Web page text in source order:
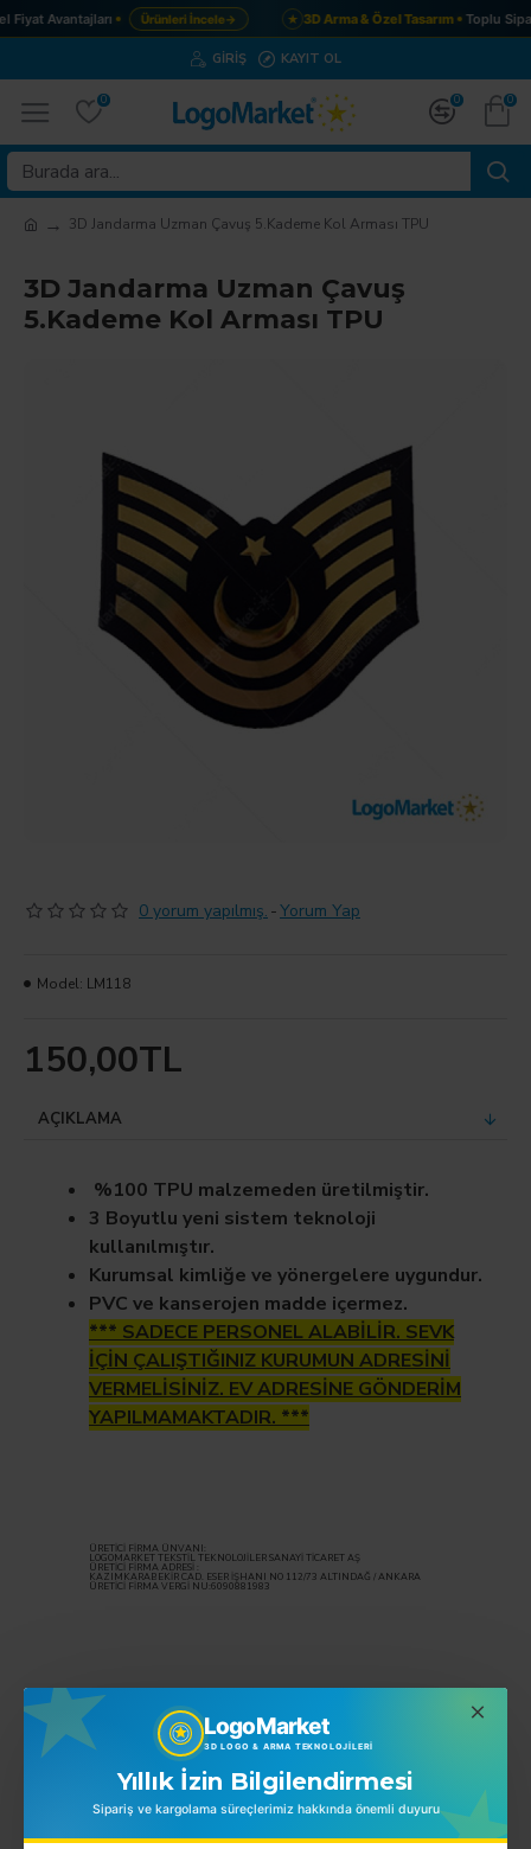
LogoMarket
3D LOGO & ARMA TEKNOLOJILERI
Yıllık İzin Bilgilendirmesi
Sipariş ve kargolama süreçlerimiz hakkında önemli duyuru
Avantajları Ürünleri İncele→ ★ 3D Arma & Özel Tasarım Toplu
GIRIŞ KAYIT OL
0 0 0
3D Jandarma Uzman Çavuş 5.Kademe Kol Arması TPU
3D Jandarma Uzman Çavuş
5.Kademe Kol Arması TPU
0 yorum yapılmış. -Yorum Yap
150,00TL
Model: LM118
AÇIKLAMA
%100 TPU malzemeden üretilmiştir.
3 Boyutlu yeni sistem teknoloji
kullanılmıştır.
Kurumsal kimliğe ve yönergelere uygundur.
PVC ve kanserojen madde içermez.
*** SADECE PERSONEL ALABİLİR. SEVK
İÇİN ÇALIŞTIĞINIZ KURUMUN ADRESİNİ
VERMELİSİNİZ. EV ADRESİNE GÖNDERİM
YAPILMAMAKTADIR. ***
ÜRETİCİ FİRMA ÜNVANI:
LOGOMARKET TEKSTİL TEKNOLOJİLER SANAYİ TİCARET AŞ
ÜRETİCİ FİRMA ADRESİ :
KAZIMKARABEKİR CAD. ESER İŞHANI NO 112/73 ALTINDAĞ / ANKARA
ÜRETİCİ FİRMA VERGİ NU:6090881983
YORUMLAR
BENZER ÜRÜNLER